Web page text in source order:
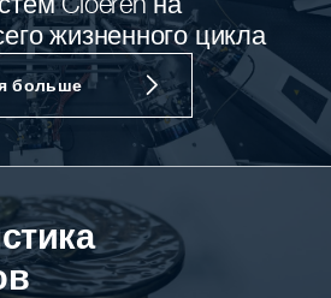
Cloeren на
жизненного цикла
больше